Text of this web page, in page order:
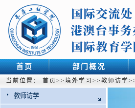
首页 部门概况
当前位置： 首页 >> 境外学习 >> 教师访学
教师访学